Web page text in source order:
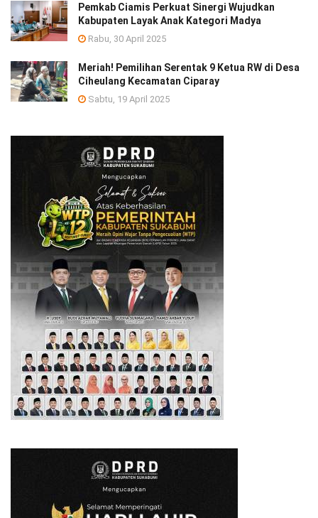
Pemkab Ciamis Perkuat Sinergi Wujudkan
Kabupaten Layak Anak Kategori Madya
Rabu, 30 April 2025
Meriah! Pemilihan Serentak 9 Ketua RW di Desa
Ciheulang Kecamatan Ciparay
Sabtu, 19 April 2025